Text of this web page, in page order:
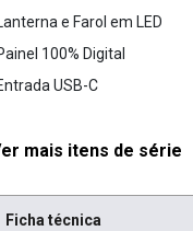
e Farol em LED
100% Digital
USB-C
mais itens de série
Ficha técnica